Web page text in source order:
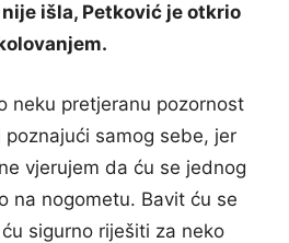
išla, Petković je otkrio
neku pretjeranu pozornost
samog sebe, jer
vjerujem da ću se jednog
na nogometu. Bavit ću se
sigurno riješiti za neko